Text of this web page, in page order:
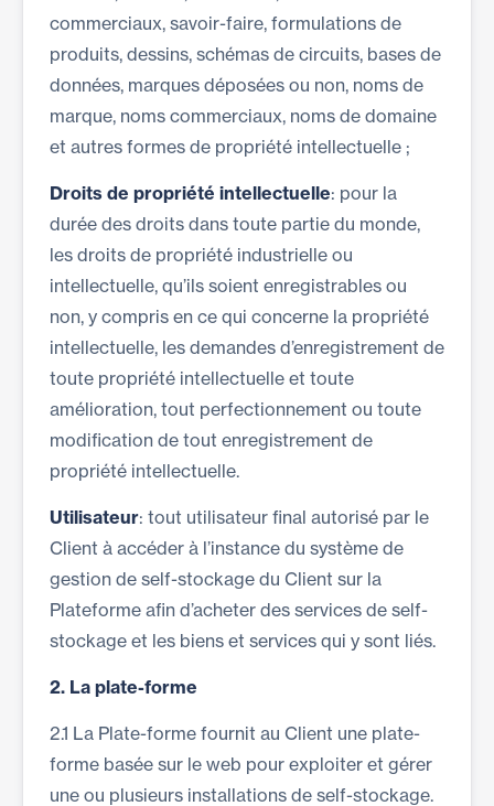
commerciaux, savoir-faire, formulations de
produits, dessins, schémas de circuits, bases de
données, marques déposées ou non, noms de
marque, noms commerciaux, noms de domaine
et autres formes de propriété intellectuelle ;
Droits de propriété intellectuelle: pour la
durée des droits dans toute partie du monde,
les droits de propriété industrielle ou
intellectuelle, qu’ils soient enregistrables ou
non, y compris en ce qui concerne la propriété
intellectuelle, les demandes d’enregistrement de
toute propriété intellectuelle et toute
amélioration, tout perfectionnement ou toute
modification de tout enregistrement de
propriété intellectuelle.
Utilisateur: tout utilisateur final autorisé par le
Client à accéder à l’instance du système de
gestion de self-stockage du Client sur la
Plateforme afin d’acheter des services de self-
stockage et les biens et services qui y sont liés.
2. La plate-forme
2.1 La Plate-forme fournit au Client une plate-
forme basée sur le web pour exploiter et gérer
une ou plusieurs installations de self-stockage.